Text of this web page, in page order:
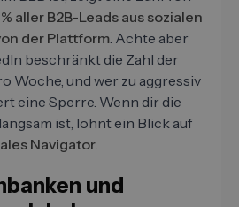
aller B2B-Leads aus sozialen
der Plattform. Achte aber
beschränkt die Zahl der
Woche, und wer zu aggressiv
eine Sperre. Wenn dir die
ist, lohnt ein Blick auf
Navigator.
und